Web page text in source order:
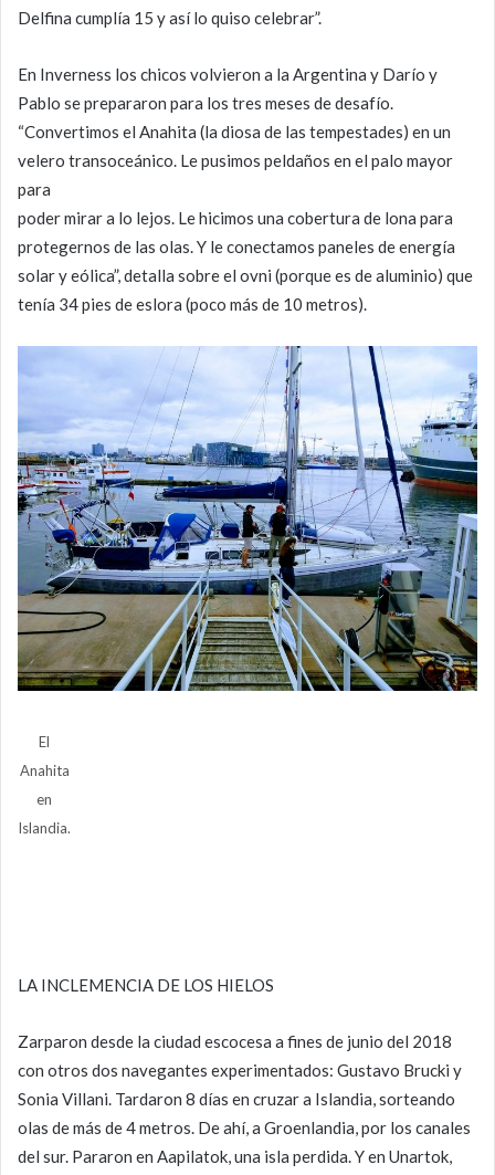
Delfina cumplía 15 y así lo quiso celebrar”.
En Inverness los chicos volvieron a la Argentina y Darío y
Pablo se prepararon para los tres meses de desafío.
“Convertimos el Anahita (la diosa de las tempestades) en un
velero transoceánico. Le pusimos peldaños en el palo mayor
para
poder mirar a lo lejos. Le hicimos una cobertura de lona para
protegernos de las olas. Y le conectamos paneles de energía
solar y eólica”, detalla sobre el ovni (porque es de aluminio) que
tenía 34 pies de eslora (poco más de 10 metros).
El
Anahita
en
Islandia.
LA INCLEMENCIA DE LOS HIELOS
Zarparon desde la ciudad escocesa a fines de junio del 2018
con otros dos navegantes experimentados: Gustavo Brucki y
Sonia Villani. Tardaron 8 días en cruzar a Islandia, sorteando
olas de más de 4 metros. De ahí, a Groenlandia, por los canales
del sur. Pararon en Aapilatok, una isla perdida. Y en Unartok,